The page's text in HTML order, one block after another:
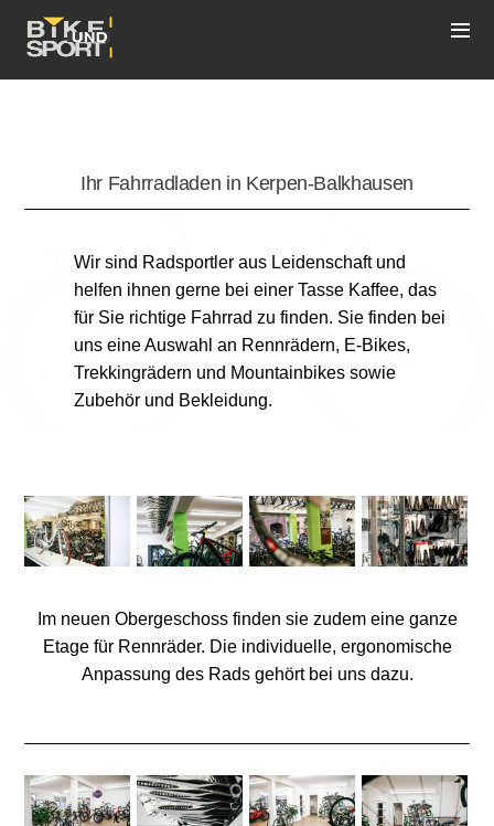
Ihr Fahrradladen in Kerpen-Balkhausen
Wir sind Radsportler aus Leidenschaft und
helfen ihnen gerne bei einer Tasse Kaffee, das
für Sie richtige Fahrrad zu finden. Sie finden bei
uns eine Auswahl an Rennrädern, E-Bikes,
Trekkingrädern und Mountainbikes sowie
Zubehör und Bekleidung.
Im neuen Obergeschoss finden sie zudem eine ganze
Etage für Rennräder. Die individuelle, ergonomische
Anpassung des Rads gehört bei uns dazu.